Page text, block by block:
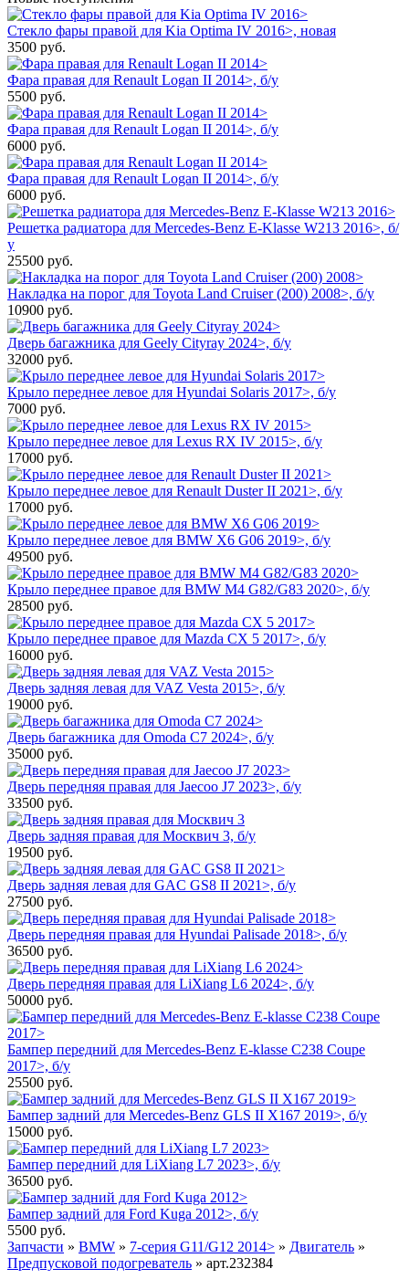
Стекло фары правой для Kia Optima IV 2016>, новая
3500 руб.
Фара правая для Renault Logan II 2014>, б/у
5500 руб.
Фара правая для Renault Logan II 2014>, б/у
6000 руб.
Фара правая для Renault Logan II 2014>, б/у
6000 руб.
Решетка радиатора для Mercedes-Benz E-Klasse W213 2016>, б/
у
25500 руб.
Накладка на порог для Toyota Land Cruiser (200) 2008>, б/у
10900 руб.
Дверь багажника для Geely Cityray 2024>, б/у
32000 руб.
Крыло переднее левое для Hyundai Solaris 2017>, б/у
7000 руб.
Крыло переднее левое для Lexus RX IV 2015>, б/у
17000 руб.
Крыло переднее левое для Renault Duster II 2021>, б/у
17000 руб.
Крыло переднее левое для BMW X6 G06 2019>, б/у
49500 руб.
Крыло переднее правое для BMW M4 G82/G83 2020>, б/у
28500 руб.
Крыло переднее правое для Mazda CX 5 2017>, б/у
16000 руб.
Дверь задняя левая для VAZ Vesta 2015>, б/у
19000 руб.
Дверь багажника для Omoda C7 2024>, б/у
35000 руб.
Дверь передняя правая для Jaecoo J7 2023>, б/у
33500 руб.
Дверь задняя правая для Москвич 3, б/у
19500 руб.
Дверь задняя левая для GAC GS8 II 2021>, б/у
27500 руб.
Дверь передняя правая для Hyundai Palisade 2018>, б/у
36500 руб.
Дверь передняя правая для LiXiang L6 2024>, б/у
50000 руб.
Бампер передний для Mercedes-Benz E-klasse C238 Coupe
2017>, б/у
25500 руб.
Бампер задний для Mercedes-Benz GLS II X167 2019>, б/у
15000 руб.
Бампер передний для LiXiang L7 2023>, б/у
36500 руб.
Бампер задний для Ford Kuga 2012>, б/у
5500 руб.
Запчасти » BMW » 7-серия G11/G12 2014> » Двигатель »
Предпусковой подогреватель » арт.232384